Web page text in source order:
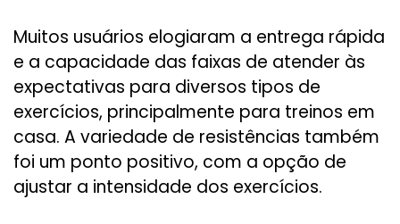
Muitos usuários elogiaram a entrega rápida
e a capacidade das faixas de atender às
expectativas para diversos tipos de
exercícios, principalmente para treinos em
casa. A variedade de resistências também
foi um ponto positivo, com a opção de
ajustar a intensidade dos exercícios.